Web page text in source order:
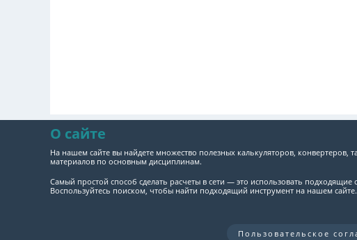
О сайте
На нашем сайте вы найдете множество полезных калькуляторов, конвертеров,
материалов по основным дисциплинам.
Самый простой способ сделать расчеты в сети — это использовать подходящие
Воспользуйтесь поиском, чтобы найти подходящий инструмент на нашем сайте.
Пользовательское